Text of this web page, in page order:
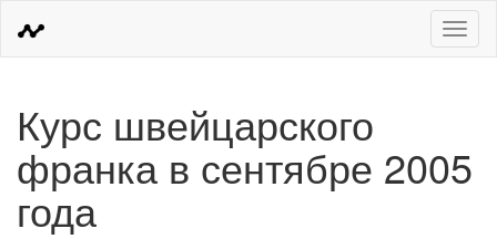
Меню
Курс швейцарского
франка в сентябре 2005
года